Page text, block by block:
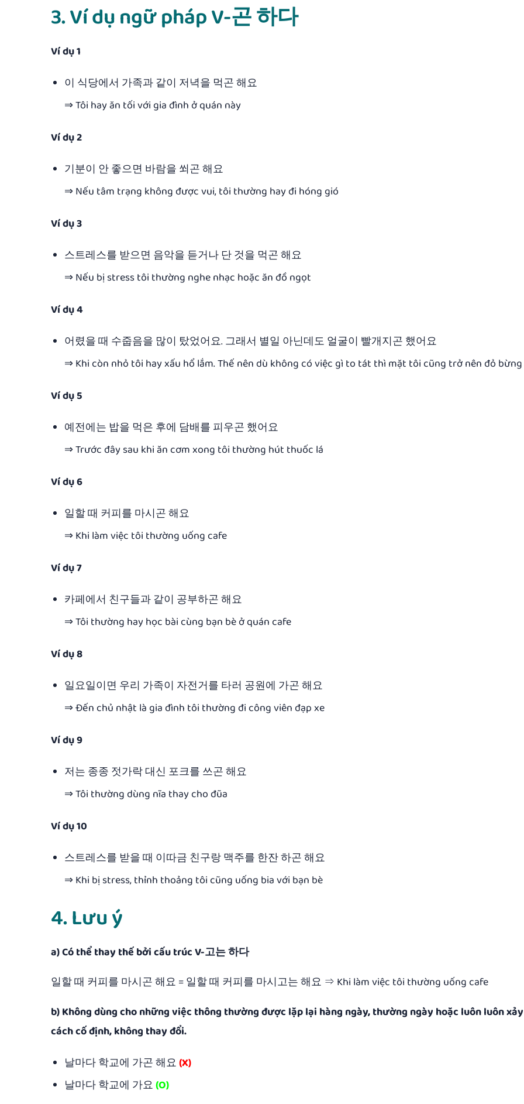
3. Ví dụ ngữ pháp V-곤 하다
Ví dụ 1
이 식당에서 가족과 같이 저녁을 먹곤 해요
⇒ Tôi hay ăn tối với gia đình ở quán này
Ví dụ 2
기분이 안 좋으면 바람을 쐬곤 해요
⇒ Nếu tâm trạng không được vui, tôi thường hay đi hóng gió
Ví dụ 3
스트레스를 받으면 음악을 듣거나 단 것을 먹곤 해요
⇒ Nếu bị stress tôi thường nghe nhạc hoặc ăn đồ ngọt
Ví dụ 4
어렸을 때 수줍음을 많이 탔었어요. 그래서 별일 아닌데도 얼굴이 빨개지곤 했어요
⇒ Khi còn nhỏ tôi hay xấu hổ lắm. Thế nên dù không có việc gì to tát thì mặt tôi cũng trở nên đỏ
Ví dụ 5
예전에는 밥을 먹은 후에 담배를 피우곤 했어요
⇒ Trước đây sau khi ăn cơm xong tôi thường hút thuốc lá
Ví dụ 6
일할 때 커피를 마시곤 해요
⇒ Khi làm việc tôi thường uống cafe
Ví dụ 7
카페에서 친구들과 같이 공부하곤 해요
⇒ Tôi thường hay học bài cùng bạn bè ở quán cafe
Ví dụ 8
일요일이면 우리 가족이 자전거를 타러 공원에 가곤 해요
⇒ Đến chủ nhật là gia đình tôi thường đi công viên đạp xe
Ví dụ 9
저는 종종 젓가락 대신 포크를 쓰곤 해요
⇒ Tôi thường dùng nĩa thay cho đũa
Ví dụ 10
스트레스를 받을 때 이따금 친구랑 맥주를 한잔 하곤 해요
⇒ Khi bị stress, thỉnh thoảng tôi cũng uống bia với bạn bè
4. Lưu ý
a) Có thể thay thế bởi cấu trúc V-고는 하다
일할 때 커피를 마시곤 해요 = 일할 때 커피를 마시고는 해요 ⇒ Khi làm việc tôi thường uống cafe
b) Không dùng cho những việc thông thường được lặp lại hàng ngày, thường ngày hoặc luôn luôn
cách cố định, không thay đổi.
날마다 학교에 가곤 해요(X)
날마다 학교에 가요(O)